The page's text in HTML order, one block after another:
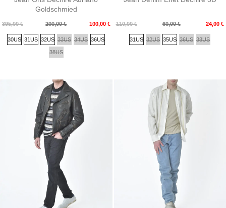
Goldschmied
395,00 €
Prix
de
base
200,00 € 100,00 €
Prix
30US 31US 32US 33US 34US 36US
38US
110,00 €
Prix
60,00 € 24,00 €
Prix
31US 32US 35US 36US 38US